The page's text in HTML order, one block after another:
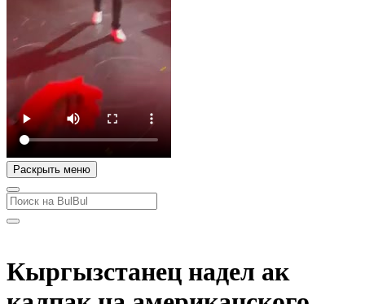
Раскрыть меню
Кыргызстанец надел ак